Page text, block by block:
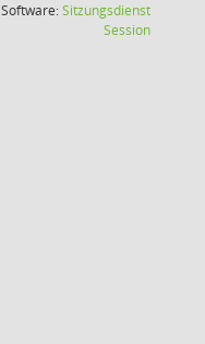
Software:Sitzungsdienst
Session(Wird in